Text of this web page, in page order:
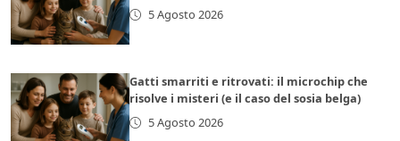
5 Agosto 2026
Gatti smarriti e ritrovati: il microchip che
risolve i misteri (e il caso del sosia belga)
5 Agosto 2026